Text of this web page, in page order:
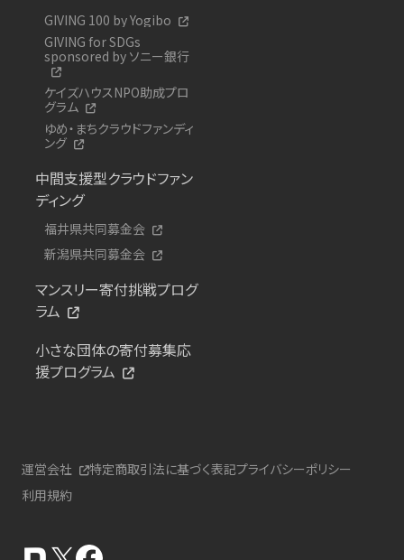
GIVING 100 by Yogibo
GIVING for SDGs
sponsored by ソニー銀行
ケイズハウスNPO助成プロ
グラム
ゆめ・まちクラウドファンディ
ング
中間支援型クラウドファン
ディング
福井県共同募金会
新潟県共同募金会
マンスリー寄付挑戦プログ
ラム
小さな団体の寄付募集応
援プログラム
運営会社 特定商取引法に基づく表記プライバシーポリシー
利用規約